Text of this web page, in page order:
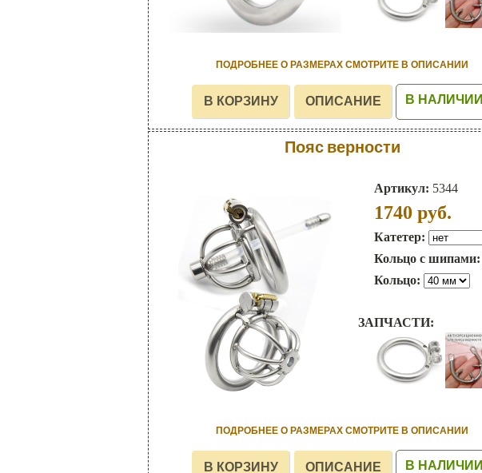
ПОДРОБНЕЕ О РАЗМЕРАХ СМОТРИТЕ В ОПИСАНИИ
В НАЛИЧИИ
Пояс верности
Артикул: 5344
1740 руб.
Катетер:
Кольцо с шипами:
Кольцо:
ЗАПЧАСТИ:
ПОДРОБНЕЕ О РАЗМЕРАХ СМОТРИТЕ В ОПИСАНИИ
В НАЛИЧИИ